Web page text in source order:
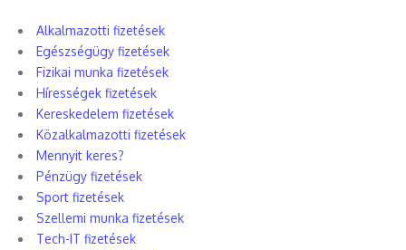
Alkalmazotti fizetések
Egészségügy fizetések
Fizikai munka fizetések
Hírességek fizetések
Kereskedelem fizetések
Közalkalmazotti fizetések
Mennyit keres?
Pénzügy fizetések
Sport fizetések
Szellemi munka fizetések
Tech-IT fizetések